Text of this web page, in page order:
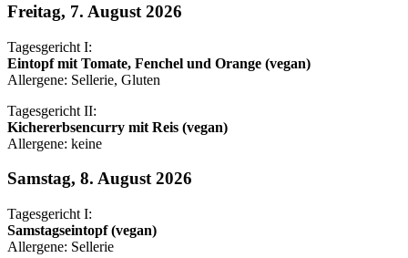
Freitag, 7. August 2026
Tagesgericht I:
Eintopf mit Tomate, Fenchel und Orange (vegan)
Allergene: Sellerie, Gluten
Tagesgericht II:
Kichererbsencurry mit Reis (vegan)
Allergene: keine
Samstag, 8. August 2026
Tagesgericht I:
Samstagseintopf (vegan)
Allergene: Sellerie